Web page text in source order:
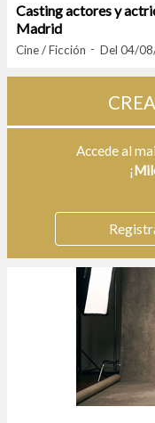
Casting actores y
Madrid
Cine / Ficción Del 04/
Accede al
¡